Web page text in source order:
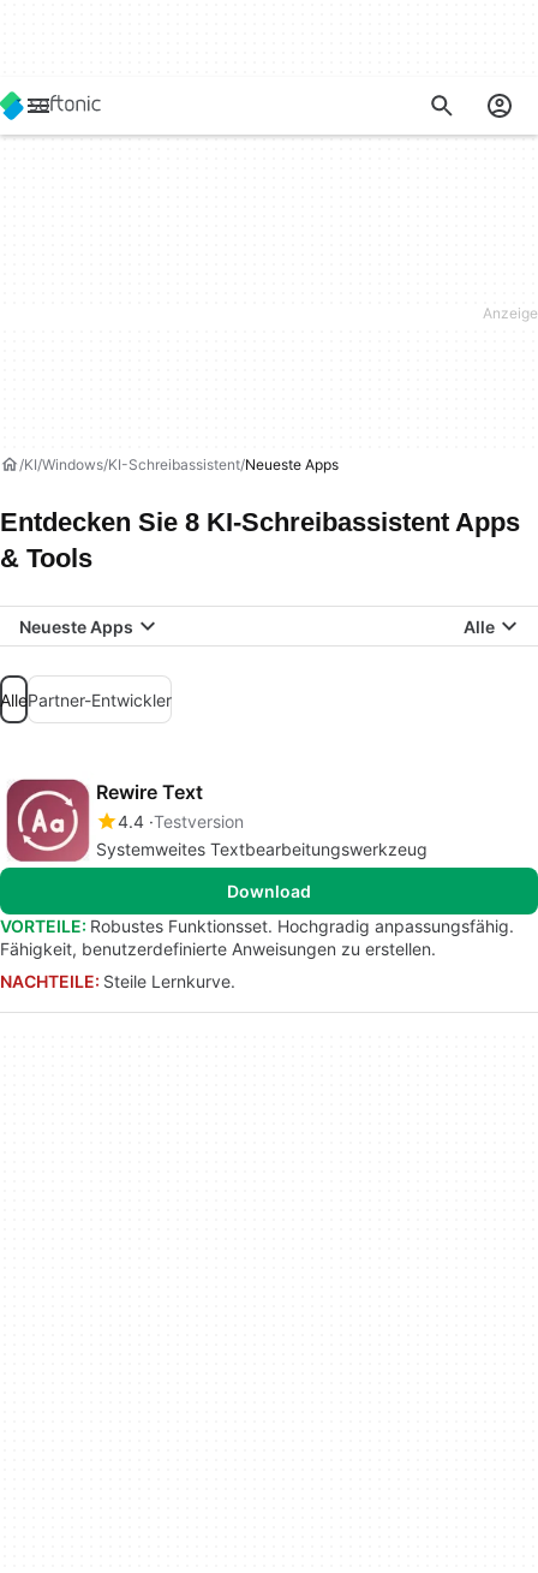
KI Windows KI-Schreibassistent Neueste Apps
Entdecken Sie 8 KI-Schreibassistent Apps
& Tools
Neueste Apps Alle
AllePartner-Entwickler
Rewire Text
4.4 Testversion
Systemweites Textbearbeitungswerkzeug
Download
VORTEILE: Robustes Funktionsset. Hochgradig anpassungsfähig.
Fähigkeit, benutzerdefinierte Anweisungen zu erstellen.
NACHTEILE: Steile Lernkurve.